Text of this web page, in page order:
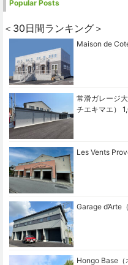
Popular Posts
＜30日間ランキング＞
Maison de
常滑ガレージ
チエキマエ）
Les Vents
Garage d’Arte
Hongo Base（